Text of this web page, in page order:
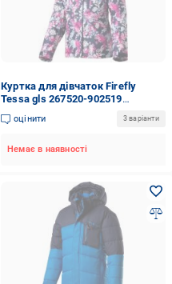
Куртка для дівчаток Firefly
Tessa gls 267520-902519
різнокольорова
оцінити 3 варіанти
Немає в наявності